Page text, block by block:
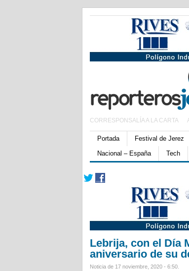
CORRESPONSALÍA A LA CARTA
Portada Festival de Jerez
Nacional – España
Tech
Lebrija, con el Día
aniversario de su
Noticia de 17 noviembre, 2020 - 6:50.